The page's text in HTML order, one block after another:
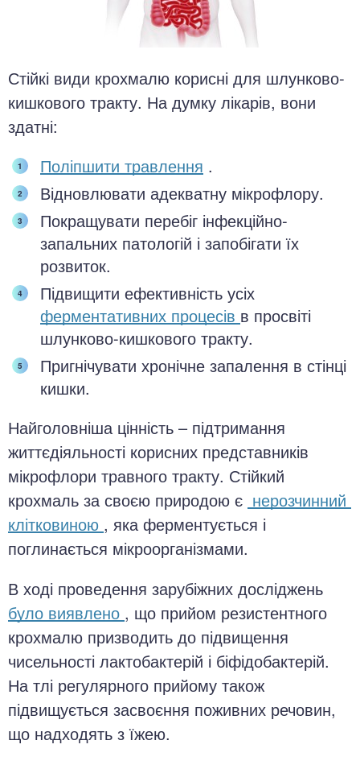
Стійкі види крохмалю корисні для шлунково-
кишкового тракту. На думку лікарів, вони
здатні:
Поліпшити травлення .
Відновлювати адекватну мікрофлору.
Покращувати перебіг інфекційно-
запальних патологій і запобігати їх
розвиток.
Підвищити ефективність усіх
ферментативних процесів в просвіті
шлунково-кишкового тракту.
Пригнічувати хронічне запалення в стінці
кишки.
Найголовніша цінність – підтримання
життєдіяльності корисних представників
мікрофлори травного тракту. Стійкий
крохмаль за своєю природою є нерозчинний
клітковиною , яка ферментується і
поглинається мікроорганізмами.
В ході проведення зарубіжних досліджень
було виявлено , що прийом резистентного
крохмалю призводить до підвищення
чисельності лактобактерій і біфідобактерій.
На тлі регулярного прийому також
підвищується засвоєння поживних речовин,
що надходять з їжею.